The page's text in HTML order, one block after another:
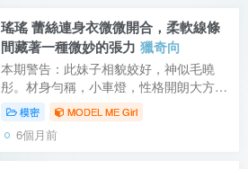
瑤瑤 蕾絲連身衣微微開合，柔軟線條
間藏著一種微妙的張力 獵奇向
本期警告：此妹子相貌姣好，神似毛曉
彤。材身勻稱，小車燈，性格開朗大方，
也非常肯漏。但唯一缺點：滿屁股的紅疙
瘩痘痘，會讓人看了不適，不建議觀看，
除非您有獵奇向還能擼。一旦購買後造成
您...
模密 MODEL ME Girl
6個月前